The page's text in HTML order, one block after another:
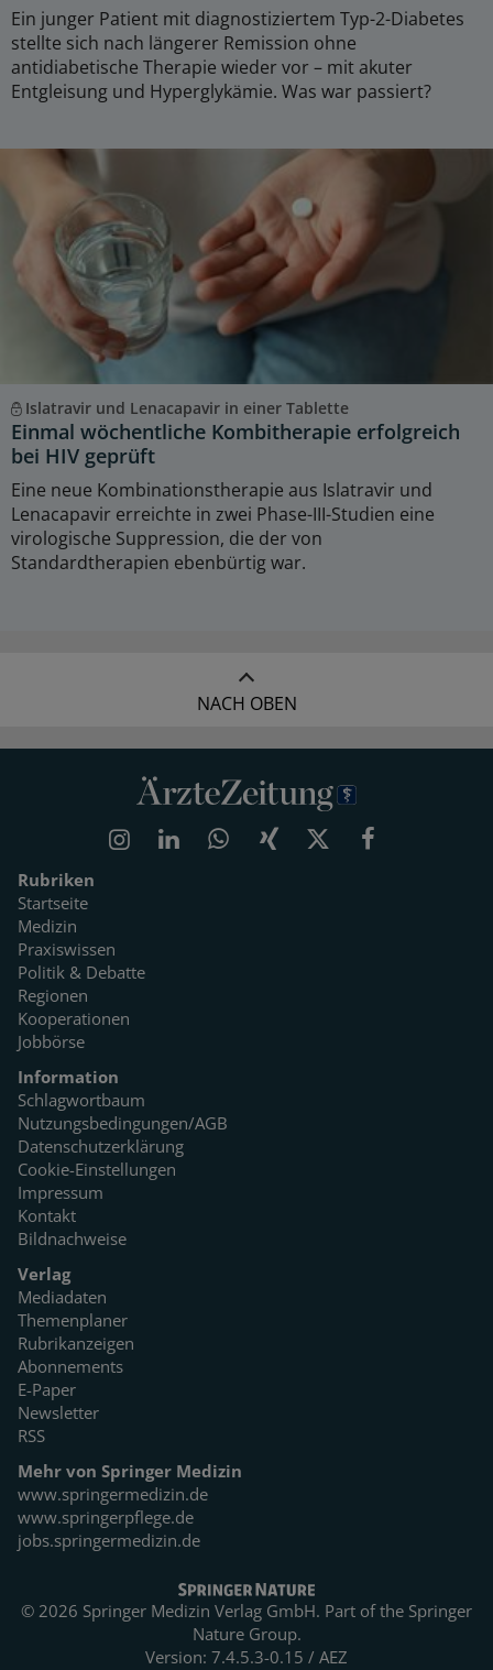
Ein junger Patient mit diagnostiziertem Typ-2-Diabetes
stellte sich nach längerer Remission ohne
antidiabetische Therapie wieder vor – mit akuter
Entgleisung und Hyperglykämie. Was war passiert?
Islatravir und Lenacapavir in einer Tablette
Einmal wöchentliche Kombitherapie erfolgreich
bei HIV geprüft
Eine neue Kombinationstherapie aus Islatravir und
Lenacapavir erreichte in zwei Phase-III-Studien eine
virologische Suppression, die der von
Standardtherapien ebenbürtig war.
NACH OBEN
Rubriken
Startseite
Medizin
Praxiswissen
Politik & Debatte
Regionen
Kooperationen
Jobbörse
Information
Schlagwortbaum
Nutzungsbedingungen/AGB
Datenschutzerklärung
Cookie-Einstellungen
Impressum
Kontakt
Bildnachweise
Verlag
Mediadaten
Themenplaner
Rubrikanzeigen
Abonnements
E-Paper
Newsletter
RSS
Mehr von Springer Medizin
www.springermedizin.de
www.springerpflege.de
jobs.springermedizin.de
© 2026 Springer Medizin Verlag GmbH. Part of the Springer
Nature Group.
Version: 7.4.5.3-0.15 / AEZ